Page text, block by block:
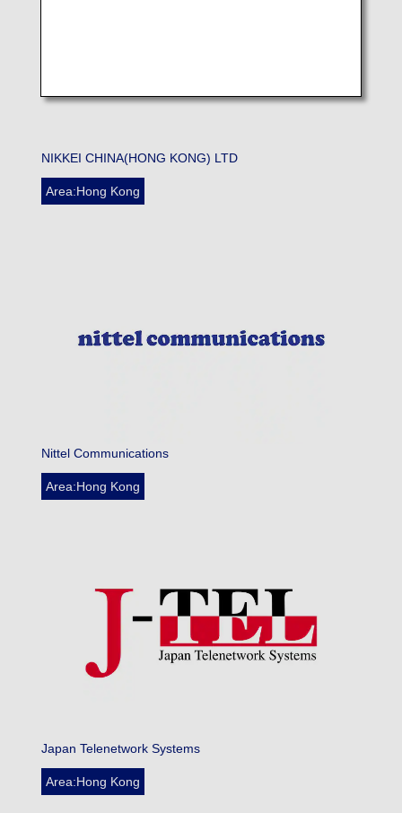
NIKKEI CHINA(HONG KONG) LTD
Area:Hong Kong
Nittel Communications
Area:Hong Kong
Japan Telenetwork Systems
Area:Hong Kong